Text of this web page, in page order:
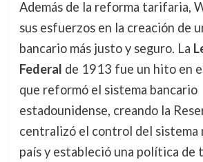
Además de la reforma tarifaria,
sus esfuerzos en la creación de
bancario más justo y seguro. La
Federal de 1913 fue un hito en
que reformó el sistema bancario
estadounidense, creando la
centralizó el control del sistema
país y estableció una política de